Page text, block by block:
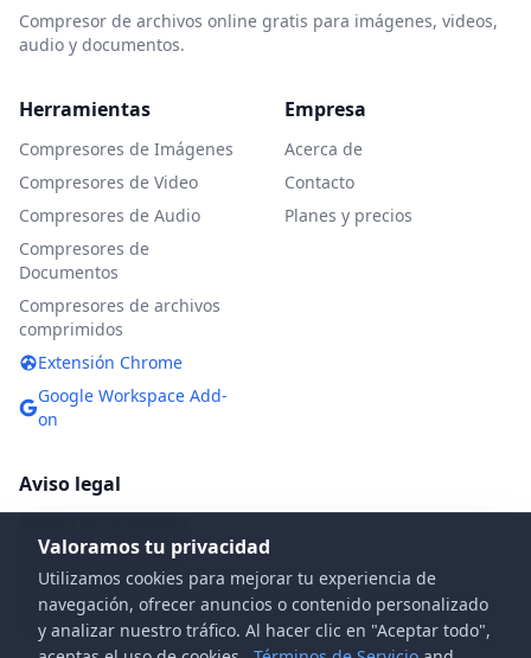
Compresor de archivos online gratis para imágenes, videos,
audio y documentos.
Herramientas
Compresores de Imágenes
Compresores de Video
Compresores de Audio
Compresores de
Documentos
Compresores de archivos
comprimidos
Extensión Chrome
Google Workspace Add-
on
Empresa
Acerca de
Contacto
Planes y precios
Aviso legal
Términos de Servicio
Política DMCA
Preguntas Frecuentes
Valoramos tu privacidad
Utilizamos cookies para mejorar tu experiencia de
navegación, ofrecer anuncios o contenido personalizado
y analizar nuestro tráfico. Al hacer clic en "Aceptar todo",